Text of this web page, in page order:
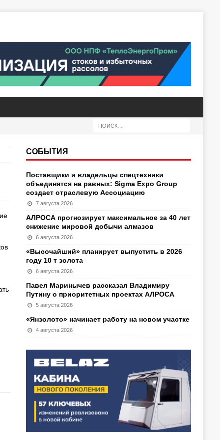
СОБЫТИЯ
Поставщики и владельцы спецтехники
объединятся на равных: Sigma Expo Group
создает отраслевую Ассоциацию
7 августа 2026
АЛРОСА прогнозирует максимальное за 40 лет
снижение мировой добычи алмазов
6 августа 2026
«Высочайший» планирует выпустить в 2026
году 10 т золота
6 августа 2026
Павел Маринычев рассказал Владимиру
Путину о приоритетных проектах АЛРОСА
5 августа 2026
«Янзолото» начинает работу на новом участке
4 августа 2026